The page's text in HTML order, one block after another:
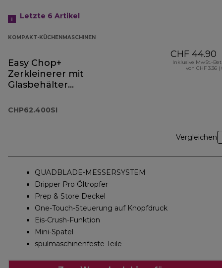
Letzte 6 Artikel
KOMPAKT-KÜCHENMASCHINEN
Easy Chop+
Zerkleinerer mit
Glasbehälter
CHP62.400SI
CHF 44.90
Inklusive MwSt.-
von CHF 3.36 (
Vergleichen
QUADBLADE-MESSERSYSTEM
Dripper Pro Öltropfer
Prep & Store Deckel
One-Touch-Steuerung auf Knopfdruck
Eis-Crush-Funktion
Mini-Spatel
spülmaschinenfeste Teile